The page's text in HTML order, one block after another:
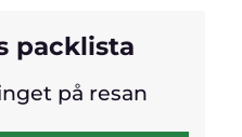
packlista
på resan